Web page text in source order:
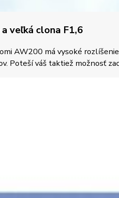
veľká clona F1,6
AW200 má vysoké
Poteší váš taktiež možnosť